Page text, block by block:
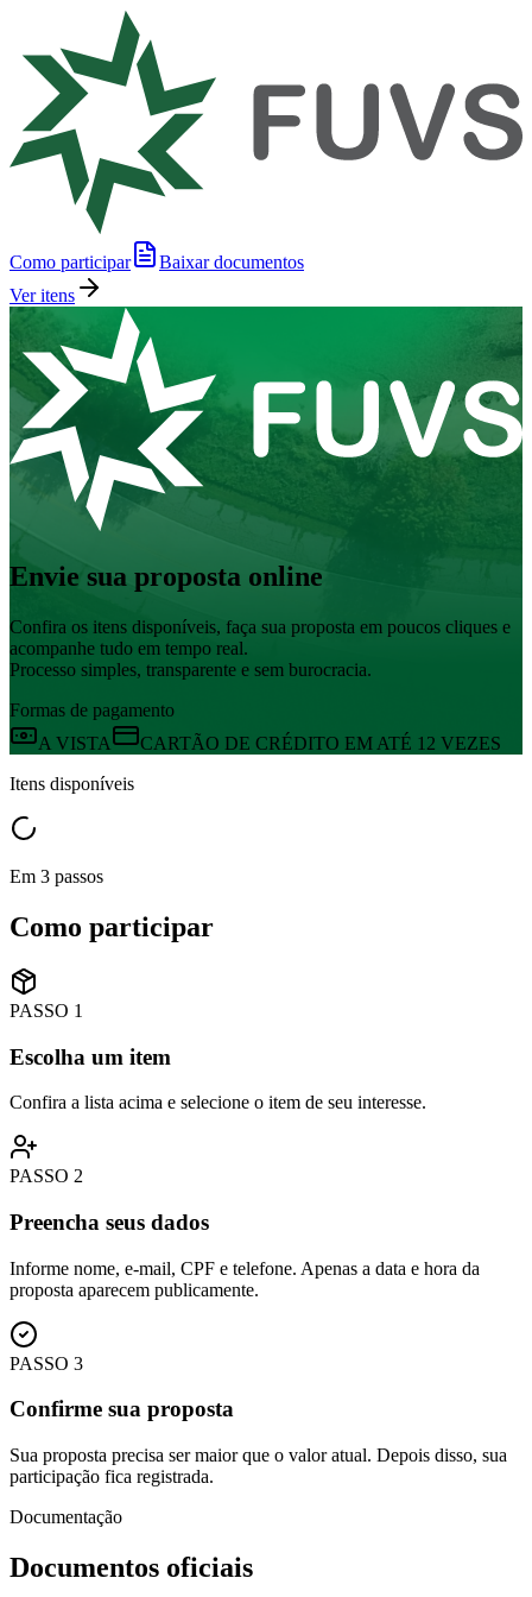
Como participar
Baixar documentos
Ver itens
Envie sua proposta online
Confira os itens disponíveis, faça sua proposta em poucos cliques e
acompanhe tudo em tempo real.
Processo simples, transparente e sem burocracia.
Formas de pagamento
A VISTA
CARTÃO DE CRÉDITO EM ATÉ 12 VEZES
Itens disponíveis
Em 3 passos
Como participar
PASSO 1
Escolha um item
Confira a lista acima e selecione o item de seu interesse.
PASSO 2
Preencha seus dados
Informe nome, e-mail, CPF e telefone. Apenas a data e hora da
proposta aparecem publicamente.
PASSO 3
Confirme sua proposta
Sua proposta precisa ser maior que o valor atual. Depois disso, sua
participação fica registrada.
Documentação
Documentos oficiais